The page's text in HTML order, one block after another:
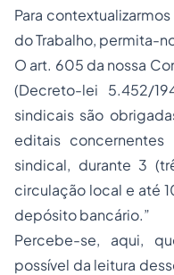
Para
do Trabalho, permita-
O art. 605 da nossa
(Decreto-lei 5.452/
sindicais são
editais
sindical, durante 3
circulação local e até
depósito bancário.”
Percebe-se, aqui,
possível da leitura